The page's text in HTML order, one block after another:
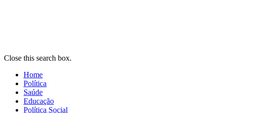
Close this search box.
Home
Política
Saúde
Educação
Política Social